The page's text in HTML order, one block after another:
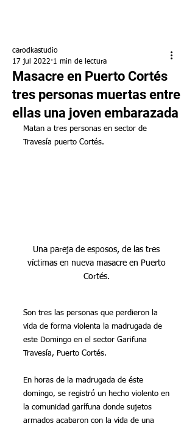
Masacre en Puerto Cortés
tres personas muertas entre
ellas una joven embarazada
carodkastudio
17 jul 2022 1 min de lectura
Matan a tres personas en sector de
Travesía puerto Cortés.
Una pareja de esposos, de las tres
víctimas en nueva masacre en Puerto
Cortés.
Son tres las personas que perdieron la
vida de forma violenta la madrugada de
este Domingo en el sector Garifuna
Travesía, Puerto Cortés.
En horas de la madrugada de éste
domingo, se registró un hecho violento en
la comunidad garífuna donde sujetos
armados acabaron con la vida de una